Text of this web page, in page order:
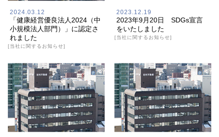
2024.03.12
「健康経営優良法人2024（中
小規模法人部門）」に認定さ
れました
[当社に関するお知らせ]
2023.12.19
2023年9月20日 SDGs宣言
をいたしました
[当社に関するお知らせ]